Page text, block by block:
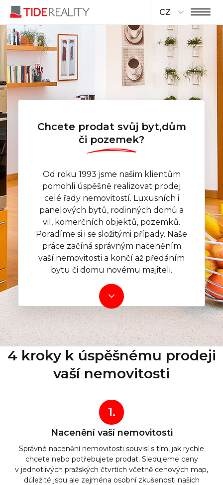
CZ
Chcete prodat svůj byt,dům
či pozemek?
Od roku 1993 jsme našim klientům
pomohli úspěšně realizovat prodej
celé řady nemovitostí. Luxusních i
panelových bytů, rodinných domů a
vil, komerčních objektů, pozemků.
Poradíme si i se složitými případy. Naše
práce začíná správným naceněním
vaší nemovitosti a končí až předáním
bytu či domu novému majiteli.
4 kroky k úspěšnému prodeji
vaší nemovitosti
1.
Nacenění vaší nemovitosti
Správné nacenění nemovitosti souvisí s tím, jak rychle
chcete nebo potřebujete prodat. Sledujeme ceny
v jednotlivých pražských čtvrtích včetně cenových map,
důležité jsou ale zejména osobní zkušenosti našich